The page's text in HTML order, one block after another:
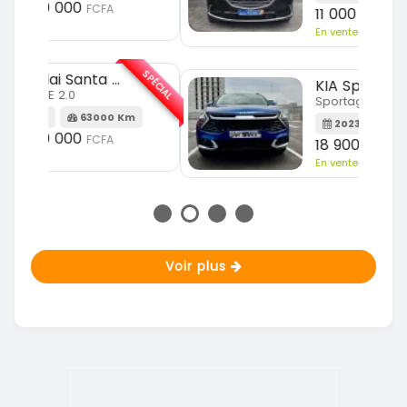
11 000 000FCFA
En vente
KIA Sportage
Sportage 2.0
2023 51000 Km
18 900 000 FCFA
En vente
SPÉCIAL
Voir plus